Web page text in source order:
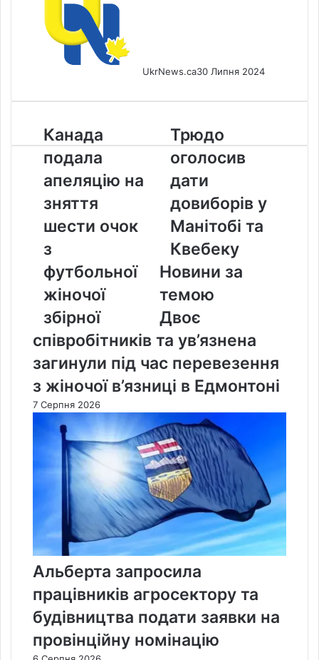
UkrNews.ca30 Липня 2024
Канада
подала
апеляцію
на
зняття
шести
очок
з
футбольної
жіночої
збірної
Канада
подала
апеляцію на
зняття
шести очок
з
футбольної
жіночої
збірної
Трюдо
оголосив
дати
довиборів
у
Манітобі
та
Квебеку
Трюдо
оголосив
дати
довиборів у
Манітобі та
Квебеку
Новини за
темою
Двоє
співробітників та ув’язнена
загинули під час перевезення
з жіночої в’язниці в Едмонтоні
7 Серпня 2026
Альберта запросила
працівників агросектору та
будівництва подати заявки на
провінційну номінацію